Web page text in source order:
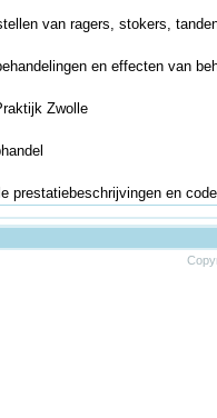
van ragers, stokers,
en effecten van
Zwolle
prestatiebeschrijvingen en